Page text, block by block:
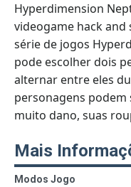
Hyperdimension
videogame hack
série de jogos
pode escolher dois
alternar entre eles
personagens
muito dano, suas
Mais
Modos Jogo